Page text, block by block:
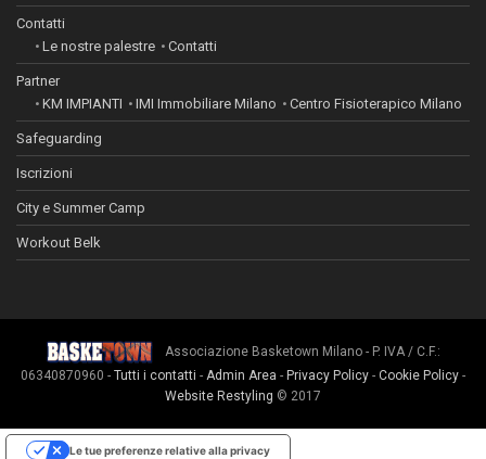
Contatti
Le nostre palestre
Contatti
Partner
KM IMPIANTI
IMI Immobiliare Milano Centro Fisioterapico Milano
Safeguarding
Iscrizioni
City e Summer Camp
Workout Belk
Associazione Basketown Milano - P. IVA / C.F.:
06340870960 - Tutti i contatti - Admin Area - Privacy Policy - Cookie Policy -
Website Restyling © 2017
Le tue preferenze relative alla privacy